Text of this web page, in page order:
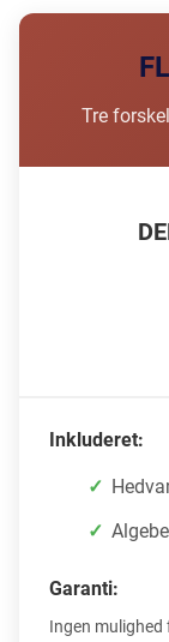
Tre
Inkluderet:
Garanti:
Ingen